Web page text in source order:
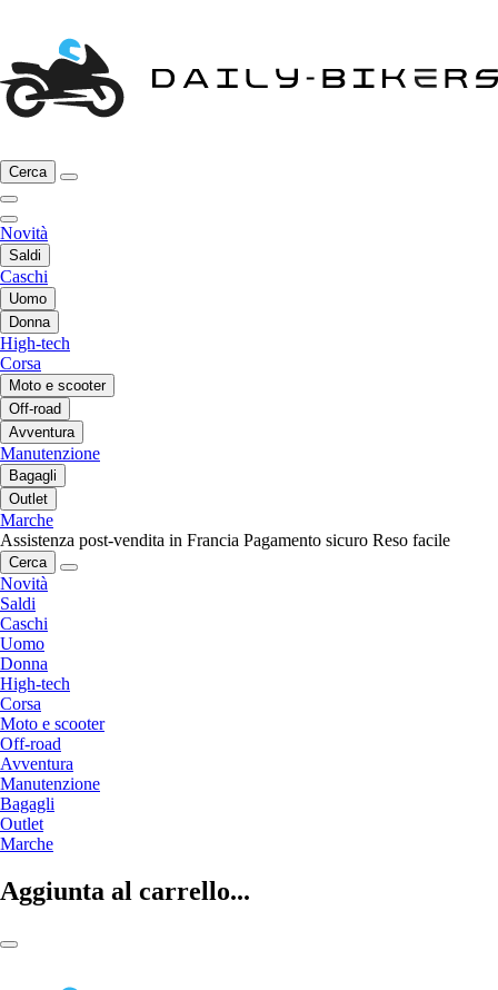
Cerca
Novità
Saldi
Caschi
Uomo
Donna
High-tech
Corsa
Moto e scooter
Off-road
Avventura
Manutenzione
Bagagli
Outlet
Marche
Assistenza post-vendita in Francia Pagamento sicuro Reso facile
Cerca
Novità
Saldi
Caschi
Uomo
Donna
High-tech
Corsa
Moto e scooter
Off-road
Avventura
Manutenzione
Bagagli
Outlet
Marche
Aggiunta al carrello...